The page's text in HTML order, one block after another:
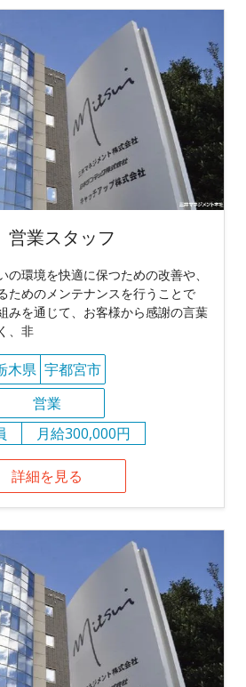
営業スタッフ
の環境を快適に保つための改善や、
ためのメンテナンスを行うことで
みを通じて、お客様から感謝の言葉
、非
木県 宇都宮市
営業
月給300,000円
詳細を見る